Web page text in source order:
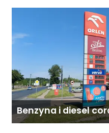
Benzyna i diesel